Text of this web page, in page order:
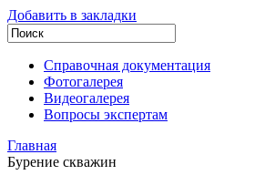
Добавить в закладки
Справочная документация
Фотогалерея
Видеогалерея
Вопросы экспертам
Главная
Бурение скважин